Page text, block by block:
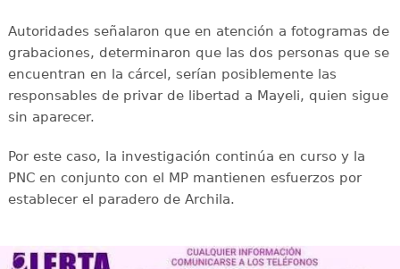
Autoridades señalaron que en atención a fotogramas de
grabaciones, determinaron que las dos personas que se
encuentran en la cárcel, serían posiblemente las
responsables de privar de libertad a Mayeli, quien sigue
sin aparecer.
Por este caso, la investigación continúa en curso y la
PNC en conjunto con el MP mantienen esfuerzos por
establecer el paradero de Archila.